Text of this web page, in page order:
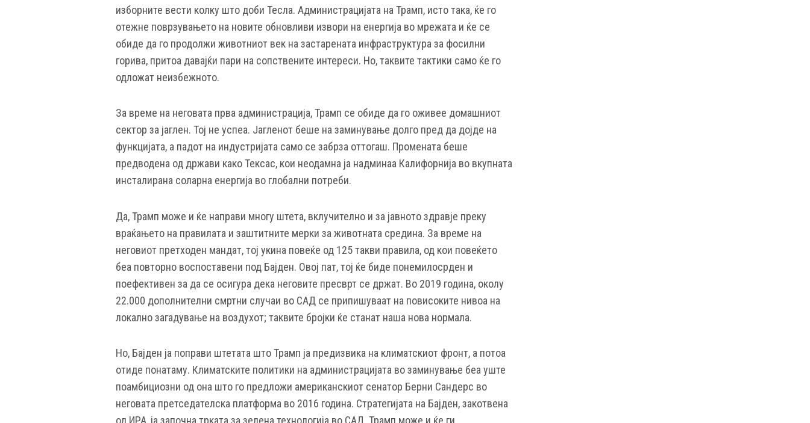
изборните вести колку што доби Тесла. Администрацијата на Трамп, исто така, ќе го
отежне поврзувањето на новите обновливи извори на енергија во мрежата и ќе се
обиде да го продолжи животниот век на застарената инфраструктура за фосилни
горива, притоа давајќи пари на сопствените интереси. Но, таквите тактики само ќе го
одложат неизбежното.
За време на неговата прва администрација, Трамп се обиде да го оживее домашниот
сектор за јаглен. Тој не успеа. Јагленот беше на заминување долго пред да дојде на
функцијата, а падот на индустријата само се забрза оттогаш. Промената беше
предводена од држави како Тексас, кои неодамна ја надминаа Калифорнија во вкупната
инсталирана соларна енергија во глобални потреби.
Да, Трамп може и ќе направи многу штета, вклучително и за јавното здравје преку
враќањето на правилата и заштитните мерки за животната средина. За време на
неговиот претходен мандат, тој укина повеќе од 125 такви правила, од кои повеќето
беа повторно воспоставени под Бајден. Овој пат, тој ќе биде понемилосрден и
поефективен за да се осигура дека неговите пресврт се држат. Во 2019 година, околу
22.000 дополнителни смртни случаи во САД се припишуваат на повисоките нивоа на
локално загадување на воздухот; таквите бројки ќе станат наша нова нормала.
Но, Бајден ја поправи штетата што Трамп ја предизвика на климатскиот фронт, а потоа
отиде понатаму. Климатските политики на администрацијата во заминување беа уште
поамбициозни од она што го предложи американскиот сенатор Берни Сандерс во
неговата претседателска платформа во 2016 година. Стратегијата на Бајден, закотвена